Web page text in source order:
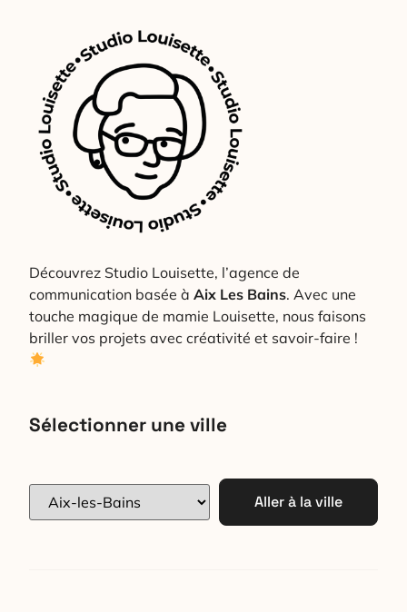
Découvrez Studio Louisette, l’agence de
communication basée à Aix Les Bains. Avec une
touche magique de mamie Louisette, nous faisons
briller vos projets avec créativité et savoir-faire !
Sélectionner une ville
Aller à la ville